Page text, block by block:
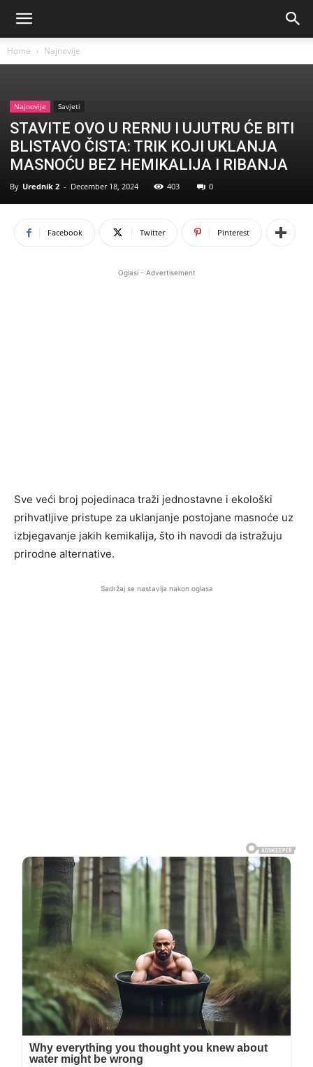
Home Najnovije
Najnovije Savjeti
STAVITE OVO U RERNU I UJUTRU ĆE BITI
BLISTAVO ČISTA: TRIK KOJI UKLANJA
MASNOĆU BEZ HEMIKALIJA I RIBANJA
By Urednik 2 - December 18, 2024 403 0
Facebook Twitter Pinterest
Oglasi - Advertisement
Sve veći broj pojedinaca traži jednostavne i ekološki
prihvatljive pristupe za uklanjanje postojane masnoće uz
izbjegavanje jakih kemikalija, što ih navodi da istražuju
prirodne alternative.
Sadržaj se nastavlja nakon oglasa